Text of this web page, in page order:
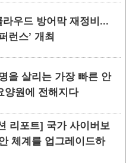
우드 방어막 재정비...
런스’ 개최
을 살리는 가장 빠른 안
양원에 전해지다
리포트] 국가 사이버보
체계를 업그레이드하